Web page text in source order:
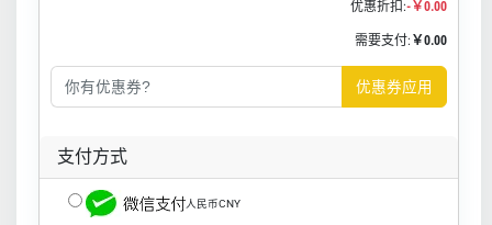
优惠折扣:-￥0.00
需要支付: ￥0.00
优惠券应用
支付方式
人民币CNY